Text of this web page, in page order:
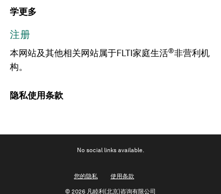
学更多
注册
本网站及其他相关网站属于FLTI家庭生活®非营利机
构。
隐私使用条款
No social links available.
您的隐私 使用条款
© 2026 凡睦利(北京)咨询有限公司